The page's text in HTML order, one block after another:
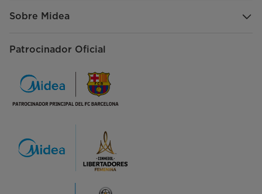
Sobre Midea
Patrocinador Oficial